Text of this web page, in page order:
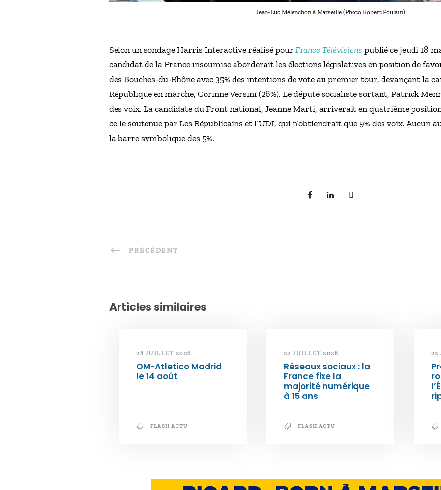
Jean-Luc Mélenchon à Marseille (Photo Robert Poulain)
Selon un sondage Harris Interactive réalisé pour France Télévisions publié ce jeudi 18
candidat de la France insoumise aborderait les élections législatives en position de
des Bouches-du-Rhône avec 35% des intentions de vote au premier tour, devançant la
République en marche, Corinne Versini (26%). Le député socialiste sortant, Patrick
des voix. La candidate du Front national, Jeanne Marti, arriverait en quatrième position
celle soutenue par Les Républicains et l’UDI, qui n’obtiendrait que 9% des voix. Aucun
la barre symbolique des 5%.
PRÉCÉDENT
Articles similaires
28 JUILLET 2026
OM-Atletico Madrid
le 14 août
FLASH ACTU
22 JUILLET 2026
Réseaux sociaux : la
France fixe la
majorité numérique
à 15 ans
FLASH ACTU
22